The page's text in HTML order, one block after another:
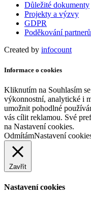
Důležité dokumenty
Projekty a výzvy
GDPR
Poděkování
Created by infocount
Informace o cookies
Kliknutím na Souhlasím
výkonnostní, analytické i
umožnit pohodlné
vás cílit reklamou. Své
na Nastavení cookies.
OdmítámNastavení
Zavřít
Nastavení cookies